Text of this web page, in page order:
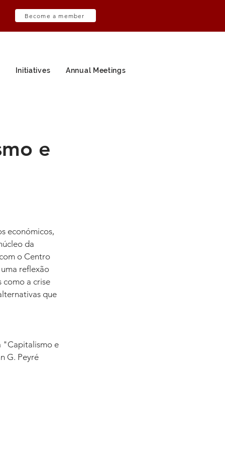
Become a member
Initiatives Annual Meetings
e
económicos,
da
o Centro
reflexão
como a crise
que
"Capitalismo e
G. Peyré